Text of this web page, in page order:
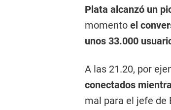
Plata alcanzó un
momento el
unos 33.000
A las 21.20, por
conectados
mal para el jefe